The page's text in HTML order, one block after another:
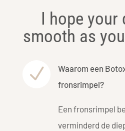
I hope your
smooth as
N
Waarom een
fronsrimpel?
Een fronsrimpel
verminderd de